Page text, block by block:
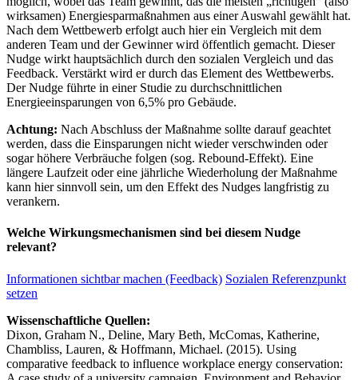
wirksamen) Energiesparmaßnahmen aus einer Auswahl gewählt hat.
Nach dem Wettbewerb erfolgt auch hier ein Vergleich mit dem
anderen Team und der Gewinner wird öffentlich gemacht. Dieser
Nudge wirkt hauptsächlich durch den sozialen Vergleich und das
Feedback. Verstärkt wird er durch das Element des Wettbewerbs.
Der Nudge führte in einer Studie zu durchschnittlichen
Energieeinsparungen von 6,5% pro Gebäude.
Achtung: Nach Abschluss der Maßnahme sollte darauf geachtet
werden, dass die Einsparungen nicht wieder verschwinden oder
sogar höhere Verbräuche folgen (sog. Rebound-Effekt). Eine
längere Laufzeit oder eine jährliche Wiederholung der Maßnahme
kann hier sinnvoll sein, um den Effekt des Nudges langfristig zu
verankern.
Welche Wirkungsmechanismen sind bei diesem Nudge
relevant?
Informationen sichtbar machen (Feedback) Sozialen Referenzpunkt
setzen
Wissenschaftliche Quellen:
Dixon, Graham N., Deline, Mary Beth, McComas, Katherine,
Chambliss, Lauren, & Hoffmann, Michael. (2015). Using
comparative feedback to influence workplace energy conservation: